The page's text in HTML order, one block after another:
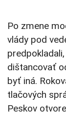
Po zmene
vlády pod
dištancovať
byť iná.
tlačových
Peskov